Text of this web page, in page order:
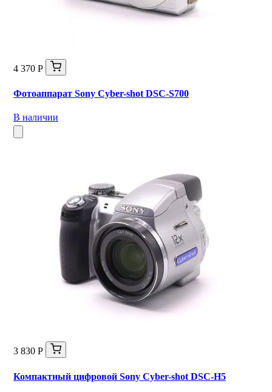
4 370 Р
Фотоаппарат Sony Cyber-shot DSC-S700
В наличии
3 830 Р
Компактный цифровой Sony Cyber-shot DSC-H5